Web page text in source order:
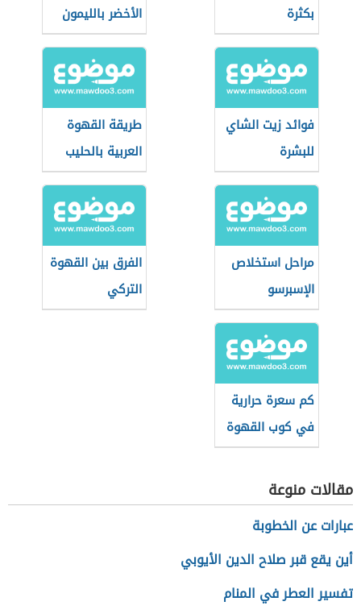
بكثرة
الأخضر بالليمون
فوائد زيت الشاي
للبشرة
طريقة القهوة
العربية بالحليب
مراحل استخلاص
الإسبرسو
الفرق بين القهوة
التركي
والإسبريسو
كم سعرة حرارية
في كوب القهوة
سريعة التحضير
مقالات منوعة
عبارات عن الخطوبة
أين يقع قبر صلاح الدين الأيوبي
تفسير العطر في المنام